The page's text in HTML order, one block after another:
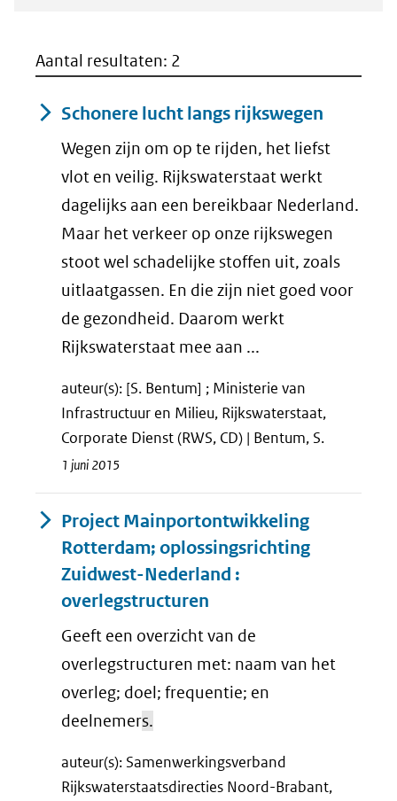
Aantal resultaten: 2
Schonere lucht langs rijkswegen
Wegen zijn om op te rijden, het liefst
vlot en veilig. Rijkswaterstaat werkt
dagelijks aan een bereikbaar Nederland.
Maar het verkeer op onze rijkswegen
stoot wel schadelijke stoffen uit, zoals
uitlaatgassen. En die zijn niet goed voor
de gezondheid. Daarom werkt
Rijkswaterstaat mee aan ...
auteur(s): [S. Bentum] ; Ministerie van
Infrastructuur en Milieu, Rijkswaterstaat,
Corporate Dienst (RWS, CD) | Bentum, S.
1 juni 2015
Project Mainportontwikkeling
Rotterdam; oplossingsrichting
Zuidwest-Nederland :
overlegstructuren
Geeft een overzicht van de
overlegstructuren met: naam van het
overleg; doel; frequentie; en
deelnemers.
auteur(s): Samenwerkingsverband
Rijkswaterstaatsdirecties Noord-Brabant,